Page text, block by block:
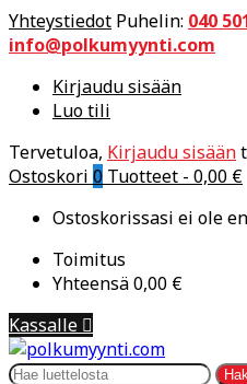
Yhteystiedot Puhelin: 040
info@polkumyynti.com
Kirjaudu sisään
Luo tili
Tervetuloa, Kirjaudu sisään
Ostoskori 0 Tuotteet - 0,00 €
Ostoskorissasi ei ole
Toimitus
Yhteensä0,00 €
Kassalle 